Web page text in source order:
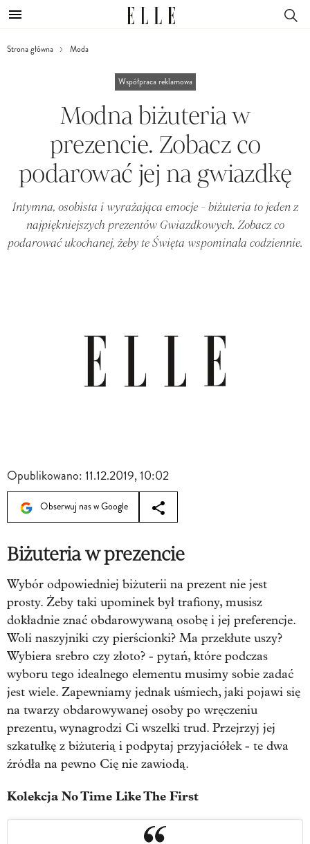
Strona główna Moda
Współpraca reklamowa
Modna biżuteria w
prezencie. Zobacz co
podarować jej na gwiazdkę
Intymna, osobista i wyrażająca emocje - biżuteria to jeden z
najpiękniejszych prezentów Gwiazdkowych. Zobacz co
podarować ukochanej, żeby te Święta wspominała codziennie.
Opublikowano:11.12.2019, 10:02
Obserwuj nas w Google
Biżuteria w prezencie
Wybór odpowiedniej biżuterii na prezent nie jest
prosty. Żeby taki upominek był trafiony, musisz
dokładnie znać obdarowywaną osobę i jej preferencje.
Woli naszyjniki czy pierścionki? Ma przekłute uszy?
Wybiera srebro czy złoto? - pytań, które podczas
wyboru tego idealnego elementu musimy sobie zadać
jest wiele. Zapewniamy jednak uśmiech, jaki pojawi się
na twarzy obdarowywanej osoby po wręczeniu
prezentu, wynagrodzi Ci wszelki trud. Przejrzyj jej
szkatułkę z biżuterią i podpytaj przyjaciółek - te dwa
źródła na pewno Cię nie zawiodą.
Kolekcja No Time Like The First